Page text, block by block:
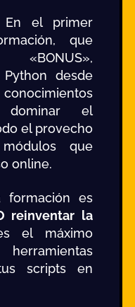
En el primer
que
desde
dominar el
el provecho
que
online.
formación es
reinventar la
el máximo
scripts en